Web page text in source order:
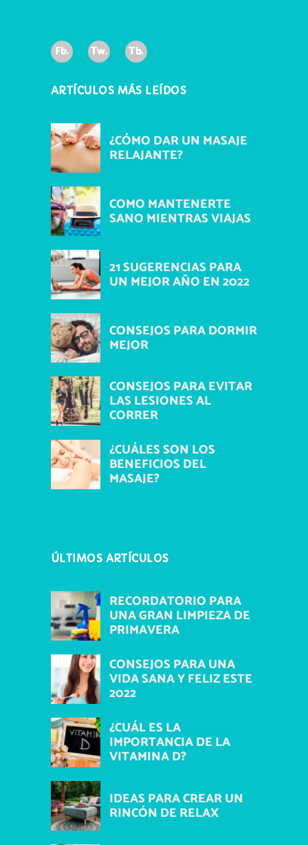
Fb. Tw. Tb.
ARTÍCULOS MÁS LEÍDOS
¿CÓMO DAR UN MASAJE
RELAJANTE?
COMO MANTENERTE
SANO MIENTRAS VIAJAS
21 SUGERENCIAS PARA
UN MEJOR AÑO EN 2022
CONSEJOS PARA DORMIR
MEJOR
CONSEJOS PARA EVITAR
LAS LESIONES AL
CORRER
¿CUÁLES SON LOS
BENEFICIOS DEL
MASAJE?
ÚLTIMOS ARTÍCULOS
RECORDATORIO PARA
UNA GRAN LIMPIEZA DE
PRIMAVERA
CONSEJOS PARA UNA
VIDA SANA Y FELIZ ESTE
2022
¿CUÁL ES LA
IMPORTANCIA DE LA
VITAMINA D?
IDEAS PARA CREAR UN
RINCÓN DE RELAX